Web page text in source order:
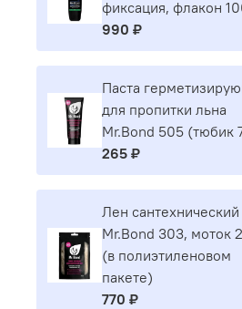
фиксация, флакон
990 ₽
Паста
для пропитки льна
Mr.Bond 505 (тюбик
265 ₽
Лен сантехнический
Mr.Bond 303, моток
(в полиэтиленовом
пакете)
770 ₽